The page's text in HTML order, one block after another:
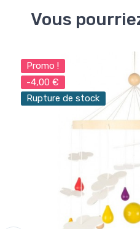
Vous
Promo !
-4,00 €
Rupture de stock